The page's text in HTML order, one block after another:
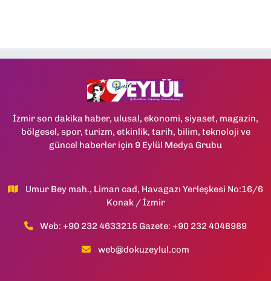
İzmir son dakika haber, ulusal, ekonomi, siyaset, magazin,
bölgesel, spor, turizm, etkinlik, tarih, bilim, teknoloji ve
güncel haberler için 9 Eylül Medya Grubu
Umur Bey mah., Liman cad, Havagazı Yerleşkesi No:16/6
Konak / İzmir
Web: +90 232 4633215 Gazete: +90 232 4048989
web@dokuzeylul.com